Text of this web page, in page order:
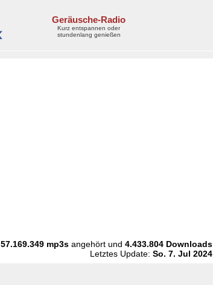
Geräusche-Radio
Kurz entspannen oder
stundenlang genießen
57.169.349 mp3s angehört und4.433.804 Downloads
Letztes Update:So. 7. Jul 2024